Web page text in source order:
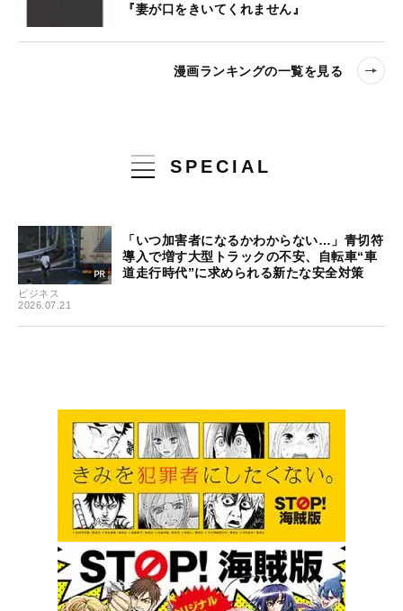
『妻が口をきいてくれません』
漫画ランキングの一覧を見る
SPECIAL
ビジネス
2026.07.21
「いつ加害者になるかわからない…」青切符
導入で増す大型トラックの不安、自転車“車
道走行時代”に求められる新たな安全対策